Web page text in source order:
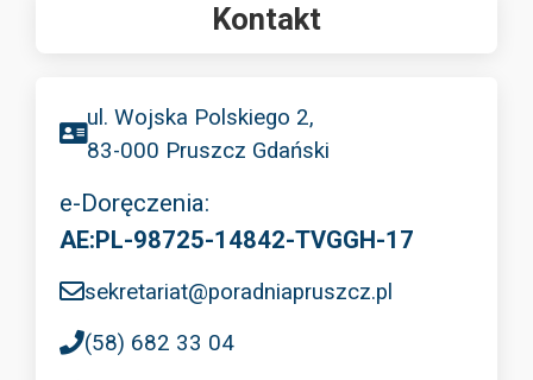
Kontakt
ul. Wojska Polskiego 2,
83-000 Pruszcz Gdański
e-Doręczenia:
AE:PL-98725-14842-TVGGH-17
sekretariat@poradniapruszcz.pl
(58) 682 33 04